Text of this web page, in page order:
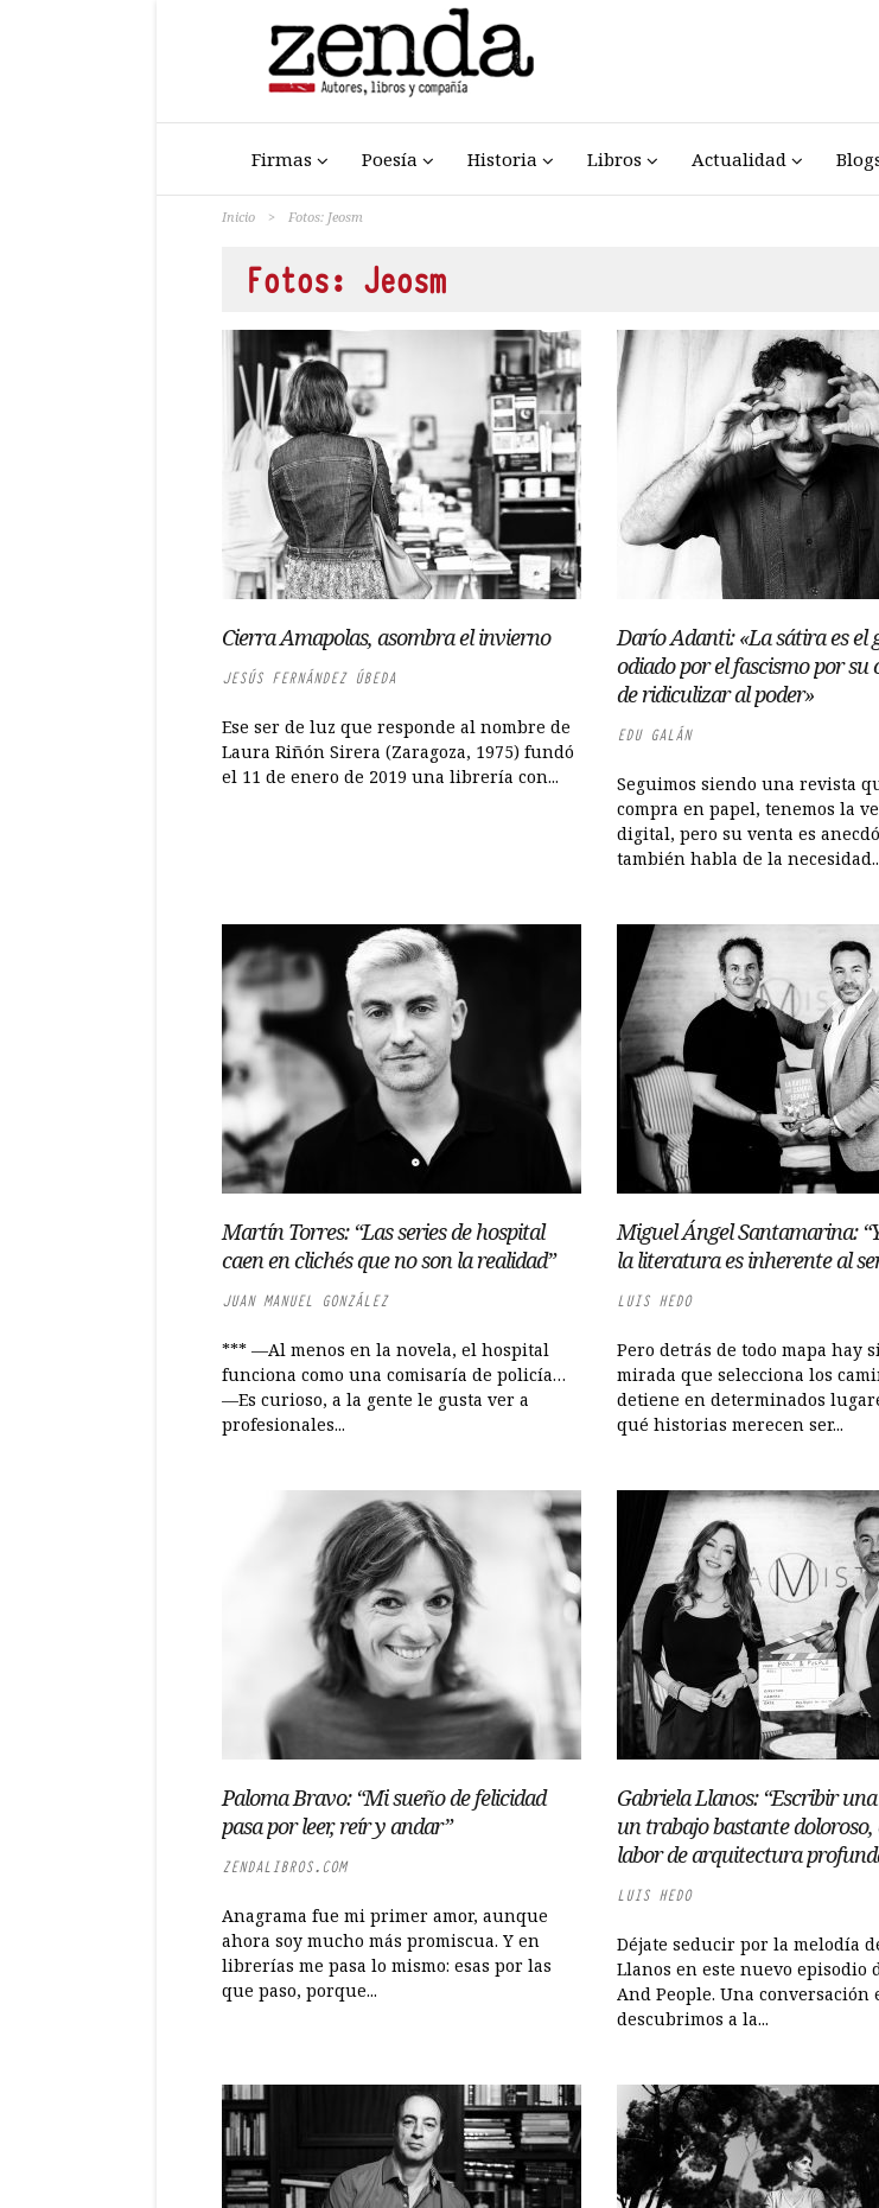
Firmas Poesía Historia Libros Actualidad
Inicio > Fotos: Jeosm
Fotos: Jeosm
Cierra Amapolas, asombra el invierno
JESÚS FERNÁNDEZ ÚBEDA
Ese ser de luz que responde al nombre de
Laura Riñón Sirera (Zaragoza, 1975) fundó
el 11 de enero de 2019 una librería con...
Darío Adanti: «La sátira es el
odiado por el fascismo por su
de ridiculizar al poder»
EDU GALÁN
Seguimos siendo una revista
compra en papel, tenemos la
digital, pero su venta es
también habla de la
Martín Torres: “Las series de hospital
caen en clichés que no son la realidad”
JUAN MANUEL GONZÁLEZ
*** —Al menos en la novela, el hospital
funciona como una comisaría de policía…
—Es curioso, a la gente le gusta ver a
profesionales...
Miguel Ángel Santamarina:
la literatura es inherente al
LUIS HEDO
Pero detrás de todo mapa hay
mirada que selecciona los
detiene en determinados
qué historias merecen ser...
Paloma Bravo: “Mi sueño de felicidad
pasa por leer, reír y andar”
ZENDALIBROS.COM
Anagrama fue mi primer amor, aunque
ahora soy mucho más promiscua. Y en
librerías me pasa lo mismo: esas por las
que paso, porque...
Gabriela Llanos: “Escribir
un trabajo bastante doloroso,
labor de arquitectura
LUIS HEDO
Déjate seducir por la melodía
Llanos en este nuevo episodio
And People. Una conversación
descubrimos a la...